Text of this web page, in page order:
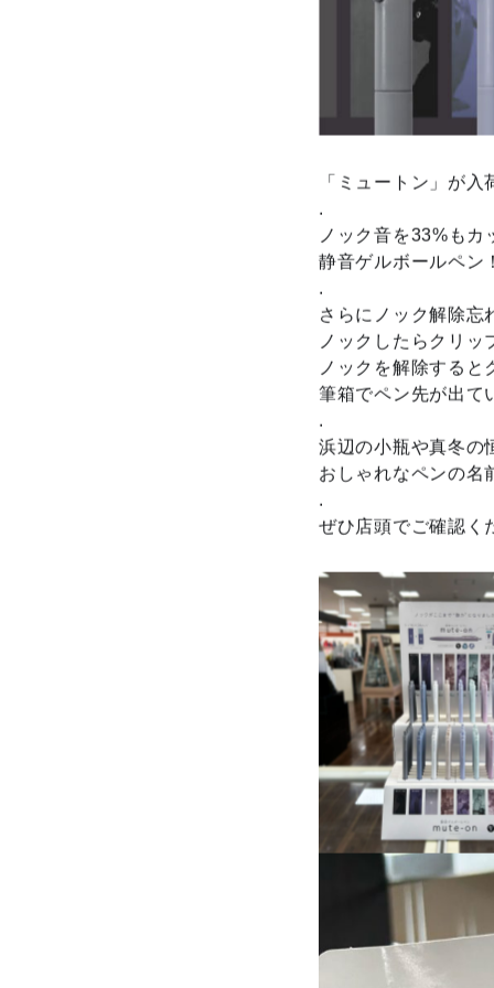
「ミュートン」が入
.
ノック音を33%もカ
静音ゲルボールペン
.
さらにノック解除忘
ノックしたらクリッ
ノックを解除すると
筆箱でペン先が出
.
浜辺の小瓶や真冬の
おしゃれなペンの名
.
ぜひ店頭でご確認く